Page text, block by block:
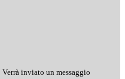
Verrà inviato un messaggio